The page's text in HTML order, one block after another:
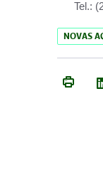
Tel.:
NOVAS